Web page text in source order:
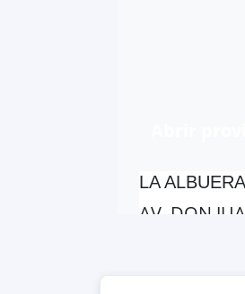
LA ALBUERA
AV. DON